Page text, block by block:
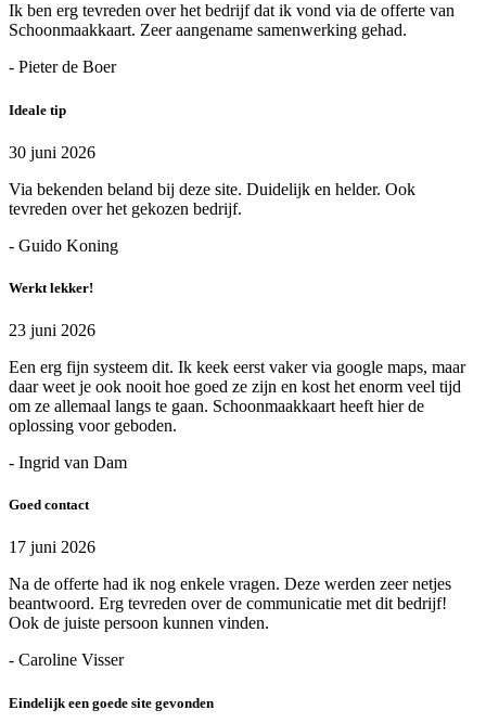
Ik ben erg tevreden over het bedrijf dat ik vond via de offerte van
Schoonmaakkaart. Zeer aangename samenwerking gehad.
- Pieter de Boer
Ideale tip
30 juni 2026
Via bekenden beland bij deze site. Duidelijk en helder. Ook
tevreden over het gekozen bedrijf.
- Guido Koning
Werkt lekker!
23 juni 2026
Een erg fijn systeem dit. Ik keek eerst vaker via google maps, maar
daar weet je ook nooit hoe goed ze zijn en kost het enorm veel tijd
om ze allemaal langs te gaan. Schoonmaakkaart heeft hier de
oplossing voor geboden.
- Ingrid van Dam
Goed contact
17 juni 2026
Na de offerte had ik nog enkele vragen. Deze werden zeer netjes
beantwoord. Erg tevreden over de communicatie met dit bedrijf!
Ook de juiste persoon kunnen vinden.
- Caroline Visser
Eindelijk een goede site gevonden